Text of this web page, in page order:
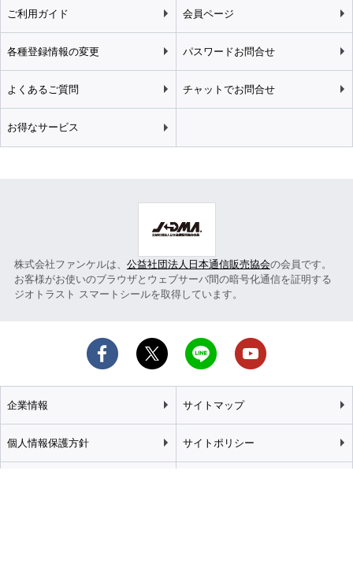
ご利用ガイド 会員ページ
各種登録情報の変更 パスワードお問合せ
よくあるご質問 チャットでお問合せ
お得なサービス
株式会社ファンケルは、 公益社団法人日本通信販売協会の会員です。
お客様がお使いのブラウザとウェブサーバ間の暗号化通信を証明する
ジオトラスト スマートシールを取得しています。
企業情報 サイトマップ
個人情報保護方針 サイトポリシー